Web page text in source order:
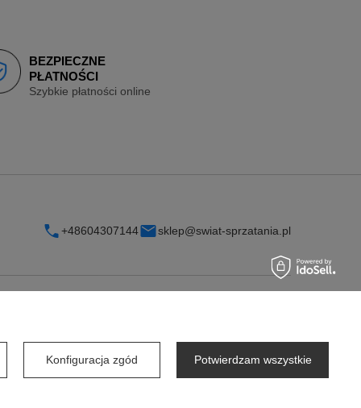
BEZPIECZNE
PŁATNOŚCI
Szybkie płatności online
+48604307144 sklep@swiat-sprzatania.pl
O firmie
Konfiguracja zgód Potwierdzam wszystkie